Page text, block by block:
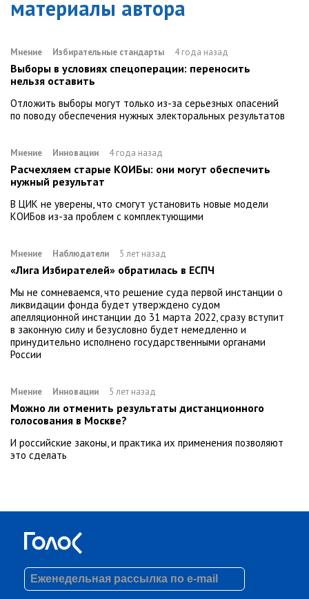
материалы автора
Мнение Избирательные стандарты 4 года назад
Выборы в условиях спецоперации: переносить
нельзя оставить
Отложить выборы могут только из-за серьезных опасений
по поводу обеспечения нужных электоральных результатов
Мнение Инновации 4 года назад
Расчехляем старые КОИБы: они могут обеспечить
нужный результат
В ЦИК не уверены, что смогут установить новые модели
КОИБов из-за проблем с комплектующими
Мнение Наблюдатели 5 лет назад
«Лига Избирателей» обратилась в ЕСПЧ
Мы не сомневаемся, что решение суда первой инстанции о
ликвидации фонда будет утверждено судом
апелляционной инстанции до 31 марта 2022, сразу вступит
в законную силу и безусловно будет немедленно и
принудительно исполнено государственными органами
России
Мнение Инновации 5 лет назад
Можно ли отменить результаты дистанционного
голосования в Москве?
И российские законы, и практика их применения позволяют
это сделать